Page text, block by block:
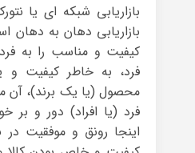
بازاریابی شبکه ای یا
بازاریابی دهان به
کیفیت و مناسب را به
فرد، به خاطر کیفیت
محصول (یا یک برند)، آن
فرد (یا افراد) دور و بر
اینجا رونق و موفقیت در